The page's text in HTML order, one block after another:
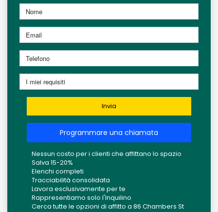
Invia
Programmare una chiamata
Nessun costo per i clienti che affittano lo spazio
Salva 15-20%
Elenchi completi
Tracciabilità consolidata
Lavora esclusivamente per te
Rappresentiamo solo l'Inquilino
Cerca tutte le opzioni di affitto a 86 Chambers St